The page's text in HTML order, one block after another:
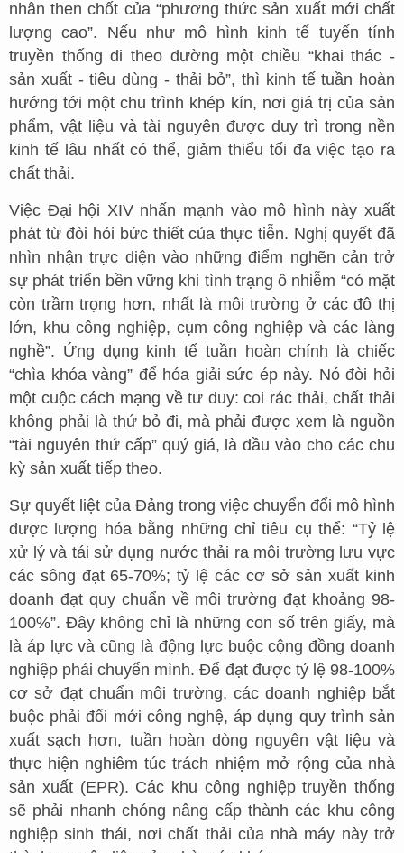
nhân then chốt của “phương thức sản xuất mới chất
lượng cao”. Nếu như mô hình kinh tế tuyến tính
truyền thống đi theo đường một chiều “khai thác -
sản xuất - tiêu dùng - thải bỏ”, thì kinh tế tuần hoàn
hướng tới một chu trình khép kín, nơi giá trị của sản
phẩm, vật liệu và tài nguyên được duy trì trong nền
kinh tế lâu nhất có thể, giảm thiểu tối đa việc tạo ra
chất thải.
Việc Đại hội XIV nhấn mạnh vào mô hình này xuất
phát từ đòi hỏi bức thiết của thực tiễn. Nghị quyết đã
nhìn nhận trực diện vào những điểm nghẽn cản trở
sự phát triển bền vững khi tình trạng ô nhiễm “có mặt
còn trầm trọng hơn, nhất là môi trường ở các đô thị
lớn, khu công nghiệp, cụm công nghiệp và các làng
nghề”. Ứng dụng kinh tế tuần hoàn chính là chiếc
“chìa khóa vàng” để hóa giải sức ép này. Nó đòi hỏi
một cuộc cách mạng về tư duy: coi rác thải, chất thải
không phải là thứ bỏ đi, mà phải được xem là nguồn
“tài nguyên thứ cấp” quý giá, là đầu vào cho các chu
kỳ sản xuất tiếp theo.
Sự quyết liệt của Đảng trong việc chuyển đổi mô hình
được lượng hóa bằng những chỉ tiêu cụ thể: “Tỷ lệ
xử lý và tái sử dụng nước thải ra môi trường lưu vực
các sông đạt 65-70%; tỷ lệ các cơ sở sản xuất kinh
doanh đạt quy chuẩn về môi trường đạt khoảng 98-
100%”. Đây không chỉ là những con số trên giấy, mà
là áp lực và cũng là động lực buộc cộng đồng doanh
nghiệp phải chuyển mình. Để đạt được tỷ lệ 98-100%
cơ sở đạt chuẩn môi trường, các doanh nghiệp bắt
buộc phải đổi mới công nghệ, áp dụng quy trình sản
xuất sạch hơn, tuần hoàn dòng nguyên vật liệu và
thực hiện nghiêm túc trách nhiệm mở rộng của nhà
sản xuất (EPR). Các khu công nghiệp truyền thống
sẽ phải nhanh chóng nâng cấp thành các khu công
nghiệp sinh thái, nơi chất thải của nhà máy này trở